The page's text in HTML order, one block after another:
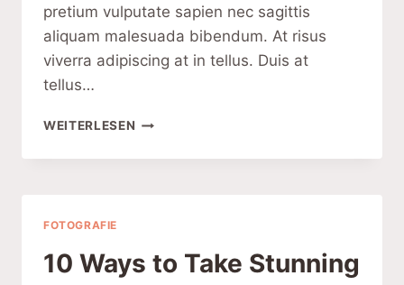
pretium vulputate sapien nec sagittis
aliquam malesuada bibendum. At risus
viverra adipiscing at in tellus. Duis at
tellus…
WEITERLESEN 7
FOOD
FOTOGRAFIE
10 Ways to Take Stunning